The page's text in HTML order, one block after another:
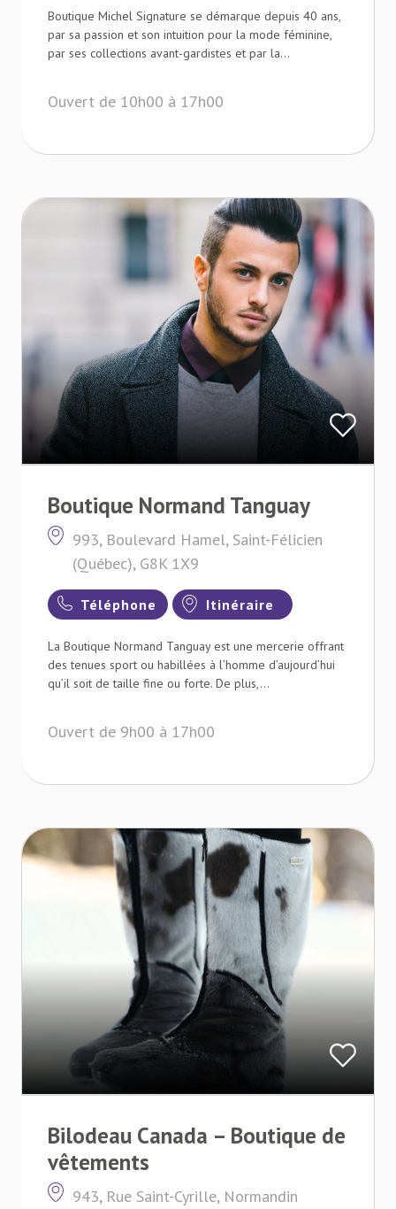
Boutique Michel Signature se démarque depuis 40 ans,
par sa passion et son intuition pour la mode féminine,
par ses collections avant-gardistes et par la...
Ouvert de 10h00 à 17h00
Boutique Normand Tanguay
993, Boulevard Hamel, Saint-Félicien
(Québec), G8K 1X9
Téléphone Itinéraire
La Boutique Normand Tanguay est une mercerie offrant
des tenues sport ou habillées à l’homme d’aujourd’hui
qu’il soit de taille fine ou forte. De plus,...
Ouvert de 9h00 à 17h00
Bilodeau Canada – Boutique de
vêtements
943, Rue Saint-Cyrille, Normandin